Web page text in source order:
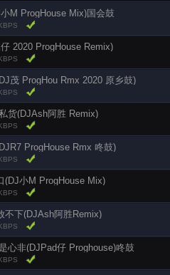
M ProgHouse Mix)国会鼓
2020 ProgHouse Remix)
茂 ProgHou Rmx 2020 原乡鼓)
货(DJAsh阿胜 Remix)
ProgHouse Rmx 咚鼓)
(DJ小M ProgHouse Mix)
不下(DJAsh阿胜Remix)
心非(DJPad仔 Proghouse)咚鼓